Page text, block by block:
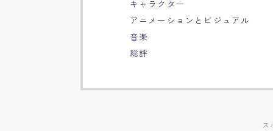
キャラクター
アニメーションとビジュアル
音楽
総評
ス